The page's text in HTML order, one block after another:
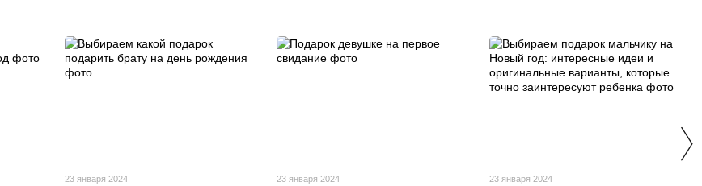
23 января 2024 23 января 2024 23 января 2024